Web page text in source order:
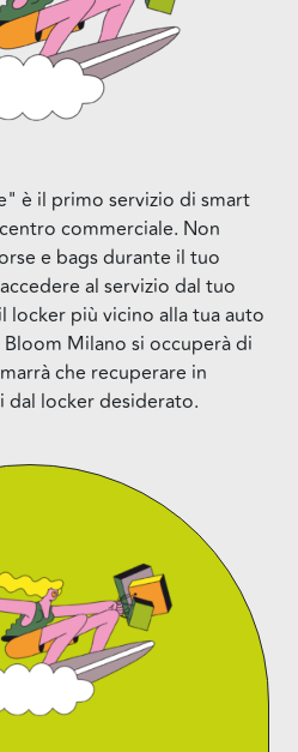
è il primo servizio di smart
commerciale. Non
e bags durante il tuo
al servizio dal tuo
più vicino alla tua auto
Milano si occuperà di
che recuperare in
locker desiderato.